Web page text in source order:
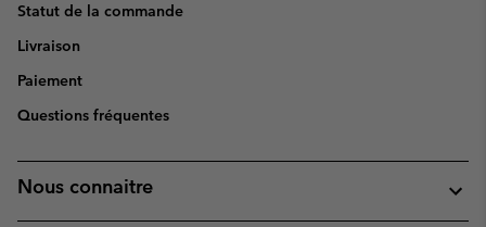
Statut de la commande
Livraison
Paiement
Questions fréquentes
Nous connaitre